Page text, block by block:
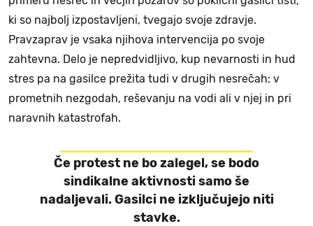
ki so najbolj izpostavljeni, tvegajo svoje zdravje.
Pravzaprav je vsaka njihova intervencija po svoje
zahtevna. Delo je nepredvidljivo, kup nevarnosti in hud
stres pa na gasilce prežita tudi v drugih nesrečah: v
prometnih nezgodah, reševanju na vodi ali v njej in pri
naravnih katastrofah.
Če protest ne bo zalegel, se bodo
sindikalne aktivnosti samo še
nadaljevali. Gasilci ne izključujejo niti
stavke.